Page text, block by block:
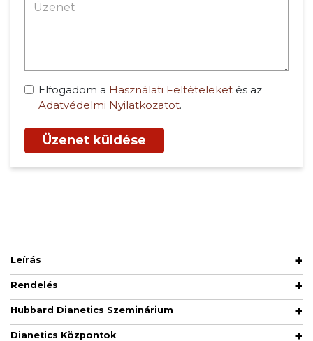
Elfogadom a Használati Feltételeket és az
Adatvédelmi Nyilatkozatot.
Üzenet küldése
Leírás
Rendelés
Hubbard Dianetics Szeminárium
Dianetics Központok